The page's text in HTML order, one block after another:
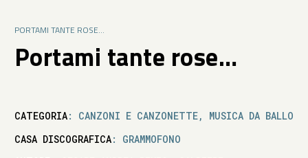
PORTAMI TANTE ROSE…
Portami tante rose…
CATEGORIA: CANZONI E CANZONETTE, MUSICA DA BALLO
CASA DISCOGRAFICA: GRAMMOFONO